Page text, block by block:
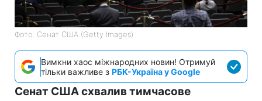
Фото: Сенат США (Getty Images)
Вимкни хаос міжнародних новин! Отримуй
тільки важливе з РБК-Україна у Google
Сенат США схвалив тимчасове